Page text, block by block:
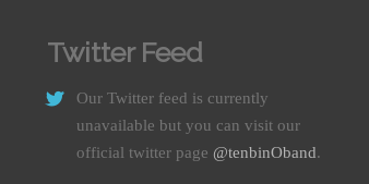
Twitter Feed
Our Twitter feed is currently
unavailable but you can visit our
official twitter page @tenbinOband.